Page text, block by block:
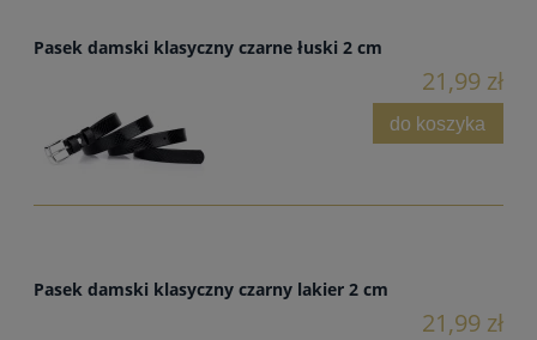
Pasek damski klasyczny czarne łuski 2 cm
21,99 zł
do koszyka
Pasek damski klasyczny czarny lakier 2 cm
21,99 zł